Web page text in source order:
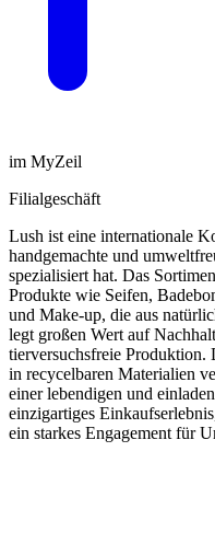
im MyZeil
Filialgeschäft
Lush ist eine internationale
handgemachte und
spezialisiert hat. Das
Produkte wie Seifen,
und Make-up, die aus
legt großen Wert auf
tierversuchsfreie Produktion.
in recycelbaren Materialien
einer lebendigen und
einzigartiges
ein starkes Engagement für